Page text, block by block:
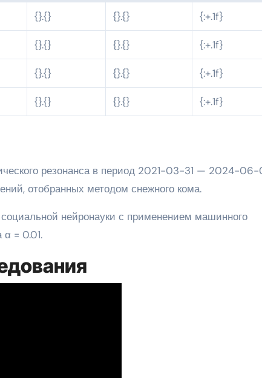
{}.{} {}.{} {:+.1f}
{}.{} {}.{} {:+.1f}
{}.{} {}.{} {:+.1f}
{}.{} {}.{} {:+.1f}
резонанса в период 2021-03-31 — 2024-
отобранных методом снежного кома.
нейронауки с применением машинного
α = 0.01.